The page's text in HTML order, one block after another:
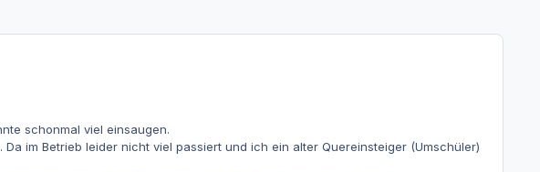
schonmal viel einsaugen.
im Betrieb leider nicht viel passiert und ich ein alter Quereinsteiger (Umschüler)